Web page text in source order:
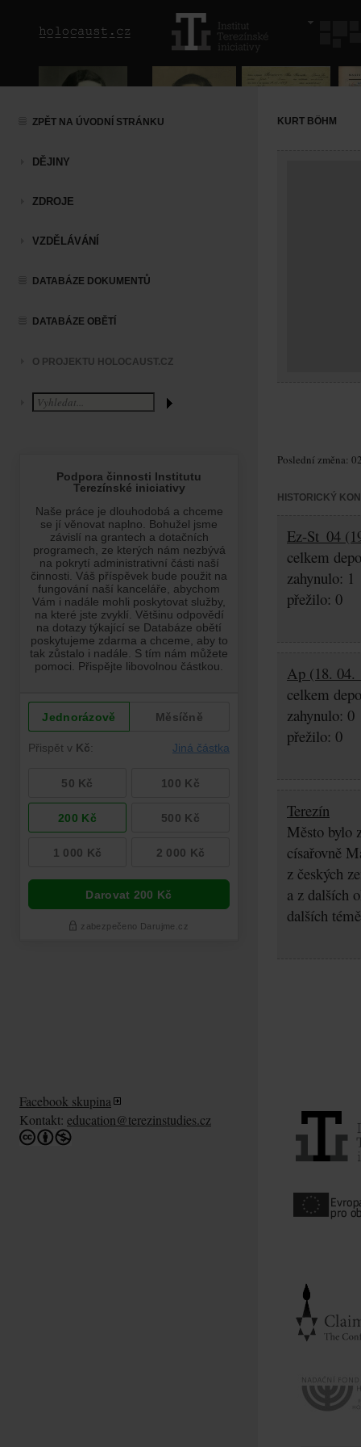
ZPĚT NA ÚVODNÍ STRÁNKU
DĚJINY
ZDROJE
VZDĚLÁVÁNÍ
DATABÁZE DOKUMENTŮ
DATABÁZE OBĚTÍ
O PROJEKTU HOLOCAUST.CZ
KURT BÖHM
Poslední změna:
HISTORICKÝ
Ez-St_04
celkem
zahynulo: 1
přežilo: 0
Ap (18. 04.
celkem
zahynulo: 0
přežilo: 0
Terezín
Město bylo
císařovně
z českých
a z dalších
dalších
Facebook skupina
Kontakt: education@terezinstudies.cz